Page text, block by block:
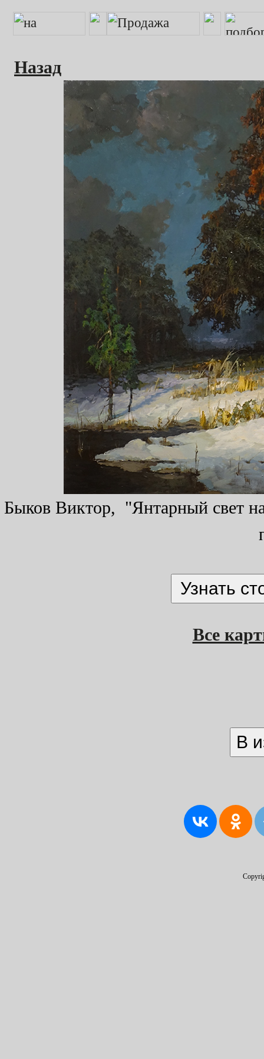
Назад
Быков Виктор, "Янтарный свет
Все